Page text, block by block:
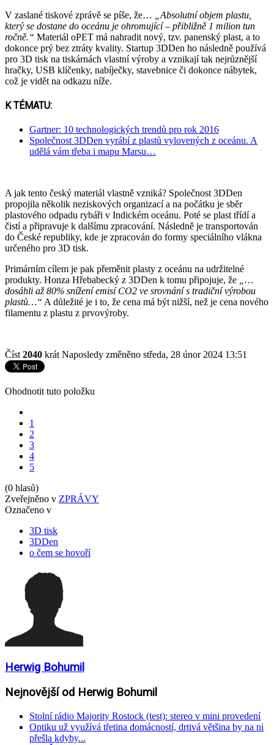
V zaslané tiskové zprávě se píše, že…
„Absolutní objem plastu,
který se dostane do oceánu je ohromující – přibližně 1 milion tun
ročně.“ Materiál oPET má nahradit nový, tzv. panenský plast, a to
dokonce prý bez ztráty kvality. Startup 3DDen ho následně používá
pro 3D tisk na tiskárnách vlastní výroby a vznikají tak nejrůznější
hračky, USB klíčenky, nabíječky, stavebnice či dokonce nábytek,
což je vidět na odkazu níže.
K TÉMATU:
Gartner: 10 technologických trendů pro rok 2016
Společnost 3DDen vyrábí z plastů vylovených z oceánu. A
udělá vám třeba i mapu Marsu…
A jak tento český materiál vlastně vzniká? Společnost 3DDen
propojila několik neziskových organizací a na počátku je sběr
plastového odpadu rybáři v Indickém oceánu. Poté se plast třídí a
čistí a připravuje k dalšímu zpracování. Následně je transportován
do České republiky, kde je zpracován do formy speciálního vlákna
určeného pro 3D tisk.
Primárním cílem je pak přeměnit plasty z oceánu na udržitelné
produkty. Honza Hřebabecký z 3DDen k tomu připojuje, že
„…
dosáhli až 80% snížení emisí CO2 ve srovnání s tradiční výrobou
plastů…“ A důležité je i to, že cena má být nižší, než je cena nového
filamentu z plastu z prvovýroby.
Číst 2040 krát Naposledy změněno středa, 28 únor 2024 13:51
Ohodnotit tuto položku
1
2
3
4
5
(0 hlasů)
Zveřejněno v ZPRÁVY
Označeno v
3D tisk
3DDen
o čem se hovoří
Herwig Bohumil
Nejnovější od Herwig Bohumil
Stolní rádio Majority Rostock (test): stereo v mini provedení
Optiku už využívá třetina domácností, drtivá většina by na ni
přešla kdyby...